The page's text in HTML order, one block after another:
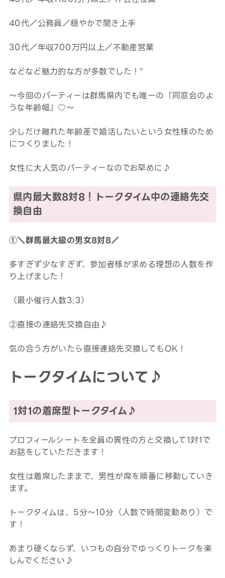
40代／公務員／穏やかで聞き上手
30代／年収700万円以上／不動産営業
などなど魅力的な方が多数でした！”
～今回のパーティーは群馬県内でも唯一の「同窓会のよ
うな年齢幅」♡～
少しだけ離れた年齢差で婚活したいという女性様のため
につくりました！
女性に大人気のパーティーなのでお早めに♪
県内最大数8対8！トークタイム中の連絡先交
換自由
①＼群馬最大級の男女8対8／
多すぎず少なすぎず、参加者様が求める理想の人数を作
り上げました！
（最小催行人数3:3）
②直接の連絡先交換自由♪
気の合う方がいたら直接連絡先交換してもOK！
トークタイムについて♪
1対1の着席型トークタイム♪
プロフィールシートを全員の異性の方と交換して1対1で
お話をしていただきます！
女性は着席したままで、男性が席を順番に移動していき
ます。
トークタイムは、5分～10分（人数で時間変動あり）で
す！
あまり硬くならず、いつもの自分でゆっくりトークを楽
しんでください♪